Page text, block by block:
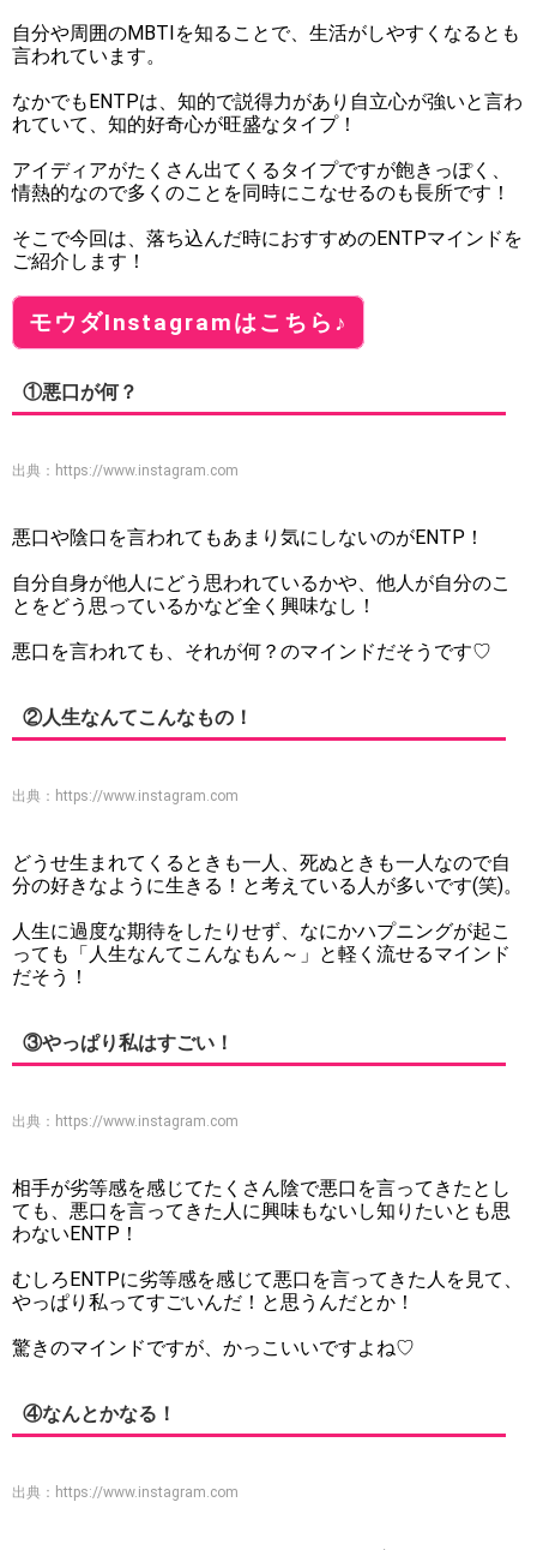
自分や周囲のMBTIを知ることで、生活がしやすくなるとも
言われています。
なかでもENTPは、知的で説得力があり自立心が強いと言わ
れていて、知的好奇心が旺盛なタイプ！
アイディアがたくさん出てくるタイプですが飽きっぽく、
情熱的なので多くのことを同時にこなせるのも長所です！
そこで今回は、落ち込んだ時におすすめのENTPマインドを
ご紹介します！
モウダInstagramはこちら♪
①悪口が何？
出典： https://www.instagram.com
悪口や陰口を言われてもあまり気にしないのがENTP！
自分自身が他人にどう思われているかや、他人が自分のこ
とをどう思っているかなど全く興味なし！
悪口を言われても、それが何？のマインドだそうです♡
②人生なんてこんなもの！
出典： https://www.instagram.com
どうせ生まれてくるときも一人、死ぬときも一人なので自
分の好きなように生きる！と考えている人が多いです(笑)。
人生に過度な期待をしたりせず、なにかハプニングが起こ
っても「人生なんてこんなもん～」と軽く流せるマインド
だそう！
③やっぱり私はすごい！
出典： https://www.instagram.com
相手が劣等感を感じてたくさん陰で悪口を言ってきたとし
ても、悪口を言ってきた人に興味もないし知りたいとも思
わないENTP！
むしろENTPに劣等感を感じて悪口を言ってきた人を見て、
やっぱり私ってすごいんだ！と思うんだとか！
驚きのマインドですが、かっこいいですよね♡
④なんとかなる！
出典： https://www.instagram.com